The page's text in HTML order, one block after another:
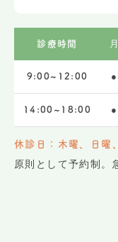
診療時間 月
9:00~12:00 ●
14:00~18:00 ●
休診日：木曜、日曜
原則として予約制。